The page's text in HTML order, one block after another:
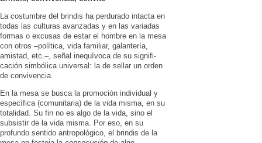
La costumbre del brindis ha perdu­rado intacta en
todas las cul­turas avanza­das y en las variadas
formas o excusas de estar el hombre en la mesa
con otros –política, vida familiar, galantería,
amis­tad, etc.–, señal inequívoca de su signifi­
cación simbólica uni­versal: la de sellar un orden
de convivencia.
En la mesa se busca la promoción indivi­dual y
específica (comunitaria) de la vida mis­ma, en su
totalidad. Su fin no es algo de la vida, sino el
subsistir de la vida misma. Por eso, en su
profundo sentido antropológico, el brindis de la